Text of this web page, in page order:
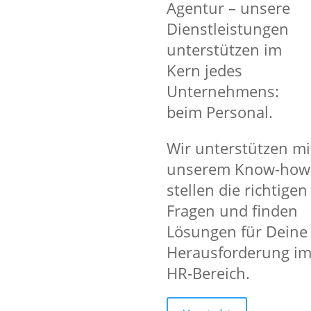
Agentur – unsere
Dienstleistungen
unterstützen im
Kern jedes
Unternehmens:
beim Personal.
Wir unterstützen
unserem Know-
stellen die richtigen
Fragen und finden
Lösungen für Deine
Herausforderung im
HR-Bereich.
Unbefristeter Arbeitsvertrag
Übertarifliche Vergütung ab 15,33
100% Feiertagszuschlag, 50%
Weihnachts- und Urlaubsgeld
Fahrtkostenzuschuss
Arbeitsplatz mit ÖPNV erreichbar
Einkaufsrabatte bei zahlreichen
Mit einer Bewerbung
Deine Aufgaben
Bedienen und Beraten der Kunden
Zubereiten von Snacks, Gerichten